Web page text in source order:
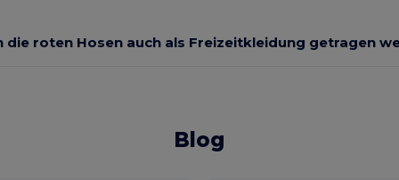
die roten Hosen auch als Freizeitkleidung getragen
Blog